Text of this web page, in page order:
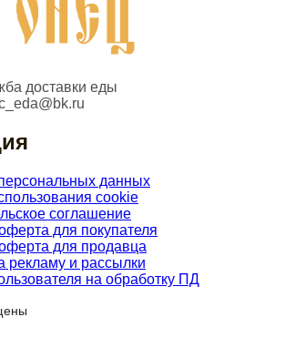
доставки еды
данных
cookie
соглашение
для покупателя
для продавца
рекламу и рассылки
на обработку ПД